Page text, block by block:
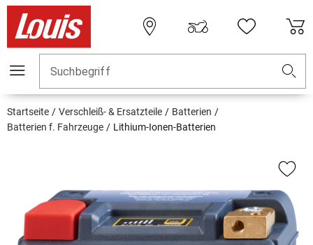
Suchbegriff
Startseite Verschleiß- & Ersatzteile
Batterien
Batterien f. Fahrzeuge
Lithium-Ionen-Batterien